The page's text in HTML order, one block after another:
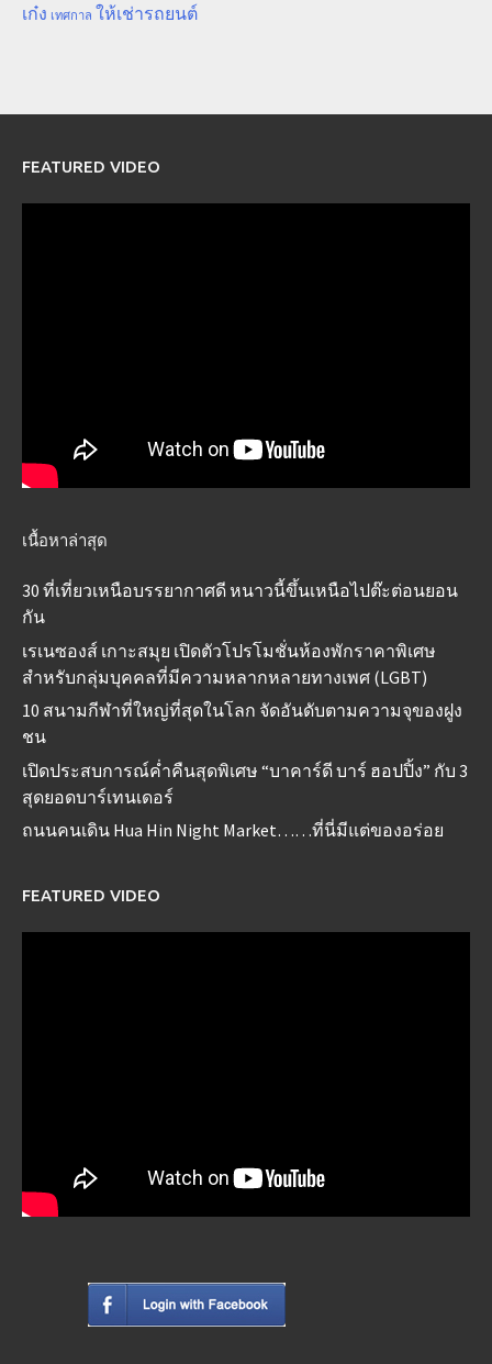
เก๋ง เทศกาล ให้เช่ารถยนต์
FEATURED VIDEO
เนื้อหาล่าสุด
30 ที่เที่ยวเหนือบรรยากาศดี หนาวนี้ขึ้นเหนือไปต๊ะต่อนยอน
กัน
เรเนซองส์ เกาะสมุย เปิดตัวโปรโมชั่นห้องพักราคาพิเศษ
สำหรับกลุ่มบุคคลที่มีความหลากหลายทางเพศ (LGBT)
10 สนามกีฬาที่ใหญ่ที่สุดในโลก จัดอันดับตามความจุของฝูง
ชน
เปิดประสบการณ์ค่ำคืนสุดพิเศษ “บาคาร์ดี บาร์ ฮอปปิ้ง” กับ 3
สุดยอดบาร์เทนเดอร์
ถนนคนเดิน Hua Hin Night Market……ที่นี่มีแต่ของอร่อย
FEATURED VIDEO